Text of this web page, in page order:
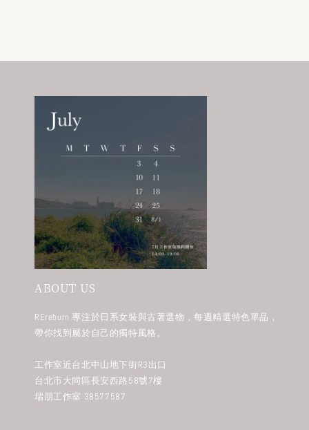
ABOUT US
REreburn 專注於日系女裝與古著選物，每週精選特色單品，
帶你找到屬於自己的獨特風格。
工作室近台北中山地下街R3出口
台北市大同區長安西路58號7樓
瑞朋工作室 38577587